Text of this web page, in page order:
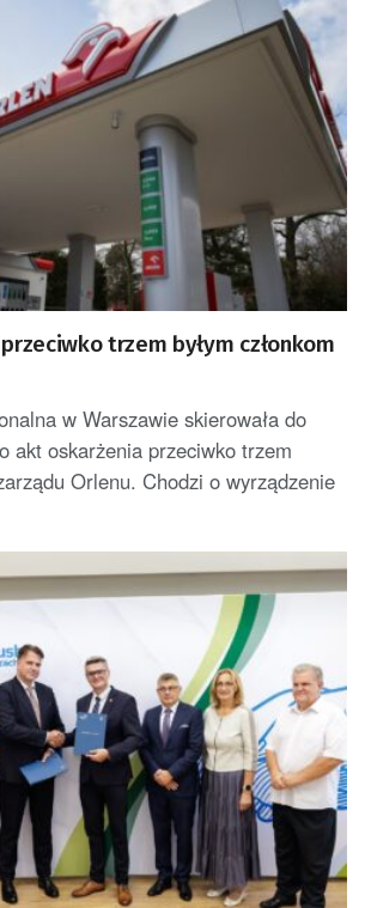
trzem byłym członkom
w Warszawie skierowała do
akt oskarżenia przeciwko trzem
Orlenu. Chodzi o wyrządzenie